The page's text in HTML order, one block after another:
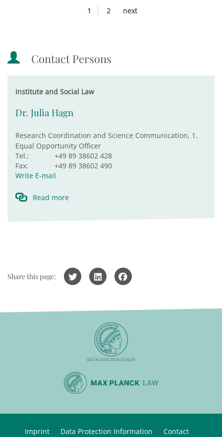
1 2 next
Contact Persons
Institute and Social Law
Dr. Julia Hagn
Research Coordination and Science Communication, 1.
Equal Opportunity Officer
Tel.:
+49 89 38602 428
Fax:
+49 89 38602 490
Write E-mail
Read more
Share this page:
Imprint Data Protection Information Contact